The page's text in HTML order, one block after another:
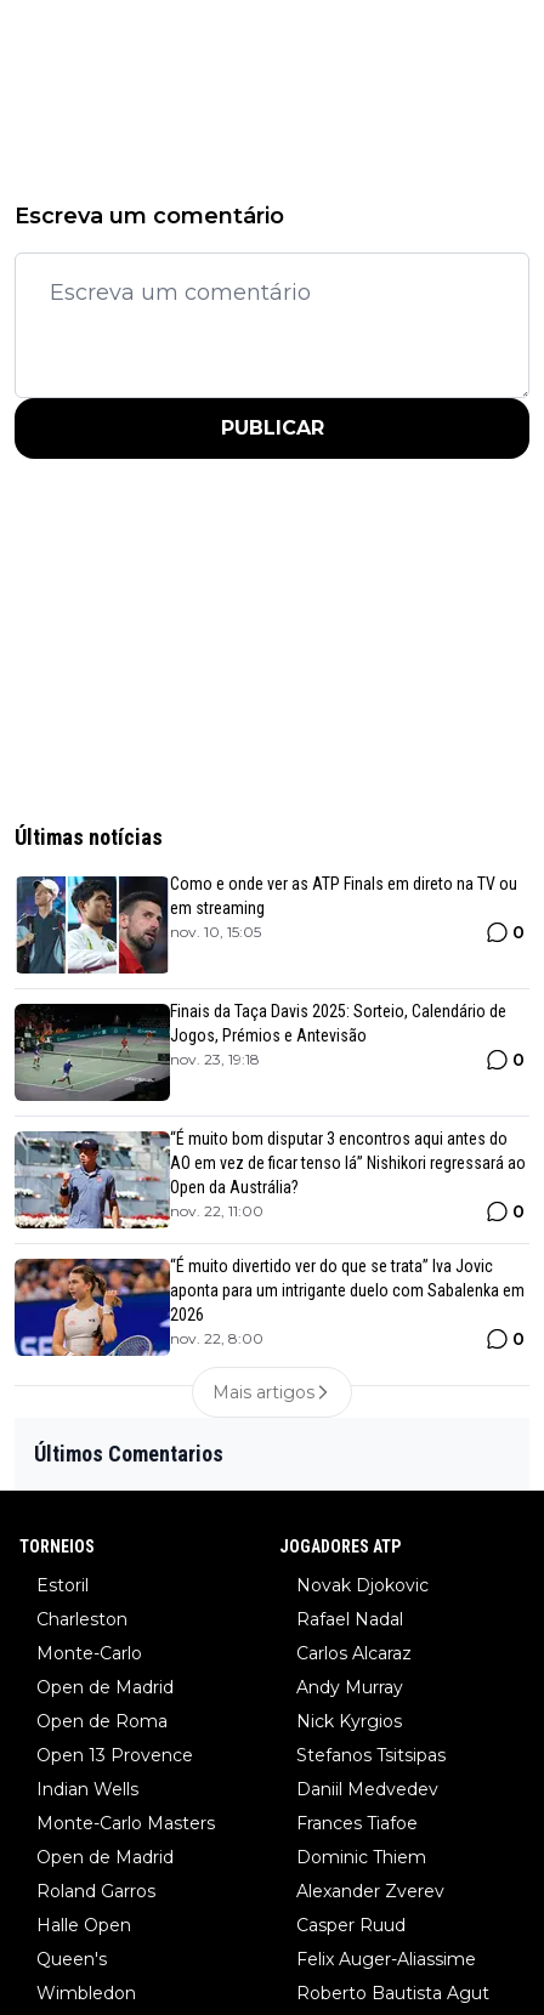
Escreva um comentário
PUBLICAR
Últimas notícias
Como e onde ver as ATP Finals em direto na TV ou
em streaming
nov. 10, 15:05 0
Finais da Taça Davis 2025: Sorteio, Calendário de
Jogos, Prémios e Antevisão
nov. 23, 19:18 0
“É muito bom disputar 3 encontros aqui antes do
AO em vez de ficar tenso lá” Nishikori regressará ao
Open da Austrália?
nov. 22, 11:00 0
“É muito divertido ver do que se trata” Iva Jovic
aponta para um intrigante duelo com Sabalenka em
2026
nov. 22, 8:00 0
Mais artigos
Últimos Comentarios
TORNEIOS
Estoril
Charleston
Monte-Carlo
Open de Madrid
Open de Roma
Open 13 Provence
Indian Wells
Monte-Carlo Masters
Open de Madrid
Roland Garros
Halle Open
Queen's
Wimbledon
JOGADORES ATP
Novak Djokovic
Rafael Nadal
Carlos Alcaraz
Andy Murray
Nick Kyrgios
Stefanos Tsitsipas
Daniil Medvedev
Frances Tiafoe
Dominic Thiem
Alexander Zverev
Casper Ruud
Felix Auger-Aliassime
Roberto Bautista Agut